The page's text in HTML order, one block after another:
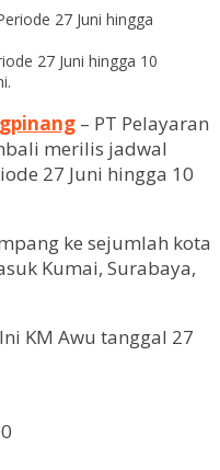
27 Juni hingga 10
– PT Pelayaran
merilis jadwal
27 Juni hingga 10
ke sejumlah kota
Kumai, Surabaya,
KM Awu tanggal 27